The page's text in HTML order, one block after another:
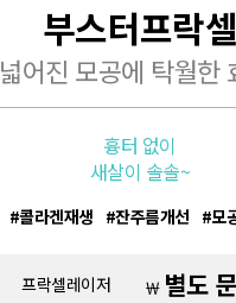
부스터프락셀
넓어진 모공에 탁월한
흉터 없이
새살이 솔솔~
콜라겐재생 잔주름개선 모
프락셀레이저 ￦ 별도